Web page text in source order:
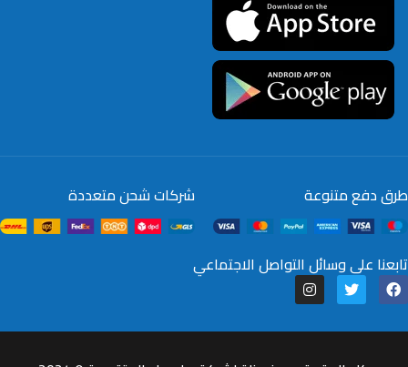
طرق دفع متنوعة شركات شحن متعددة
تابعنا على وسائل التواصل الاجتماعي